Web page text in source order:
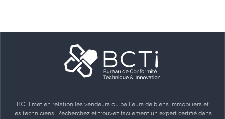
BCTI met en relation les vendeurs ou bailleurs de biens immobiliers et
les techniciens. Recherchez et trouvez facilement un expert certifié dans